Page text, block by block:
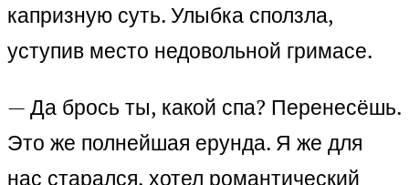
капризную суть. Улыбка сползла,
уступив место недовольной гримасе.
— Да брось ты, какой спа? Перенесёшь.
Это же полнейшая ерунда. Я же для
нас старался, хотел романтический